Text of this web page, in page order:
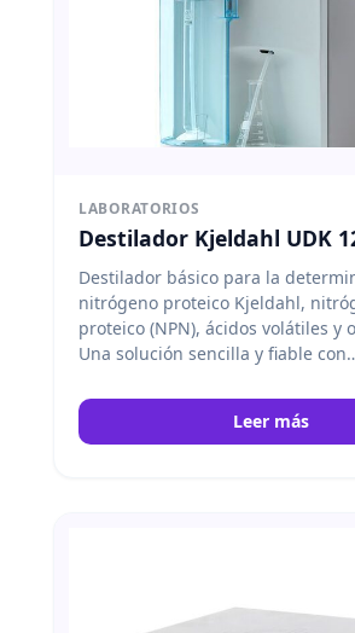
LABORATORIOS
Destilador Kjeldahl UDK
Destilador básico para la
nitrógeno proteico Kjeldahl,
proteico (NPN), ácidos volátiles y
Una solución sencilla y fiable con
Leer más